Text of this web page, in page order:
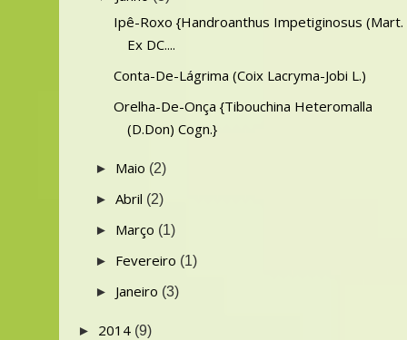
Ipê-Roxo {Handroanthus Impetiginosus (Mart.
Ex DC....
Conta-De-Lágrima (Coix Lacryma-Jobi L.)
Orelha-De-Onça {Tibouchina Heteromalla
(D.Don) Cogn.}
► Maio (2)
►Abril (2)
► Março (1)
► Fevereiro (1)
► Janeiro (3)
► 2014 (9)